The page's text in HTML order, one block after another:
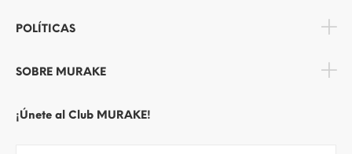
POLÍTICAS
SOBRE MURAKE
¡Únete al Club MURAKE!